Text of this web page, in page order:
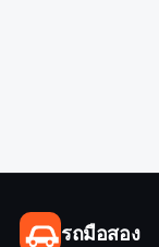
รถมือสอง